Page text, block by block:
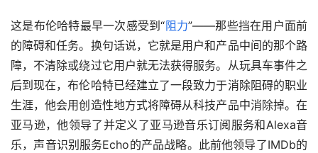
这是布伦哈特最早一次感受到“阻力”——那些挡在用户面前
的障碍和任务。换句话说，它就是用户和产品中间的那个路
障，不清除或绕过它用户就无法获得服务。从玩具车事件之
后到现在，布伦哈特已经建立了一段致力于消除阻碍的职业
生涯，他会用创造性地方式将障碍从科技产品中消除掉。在
亚马逊，他领导了并定义了亚马逊音乐订阅服务和Alexa音
乐，声音识别服务Echo的产品战略。此前他领导了IMDb的